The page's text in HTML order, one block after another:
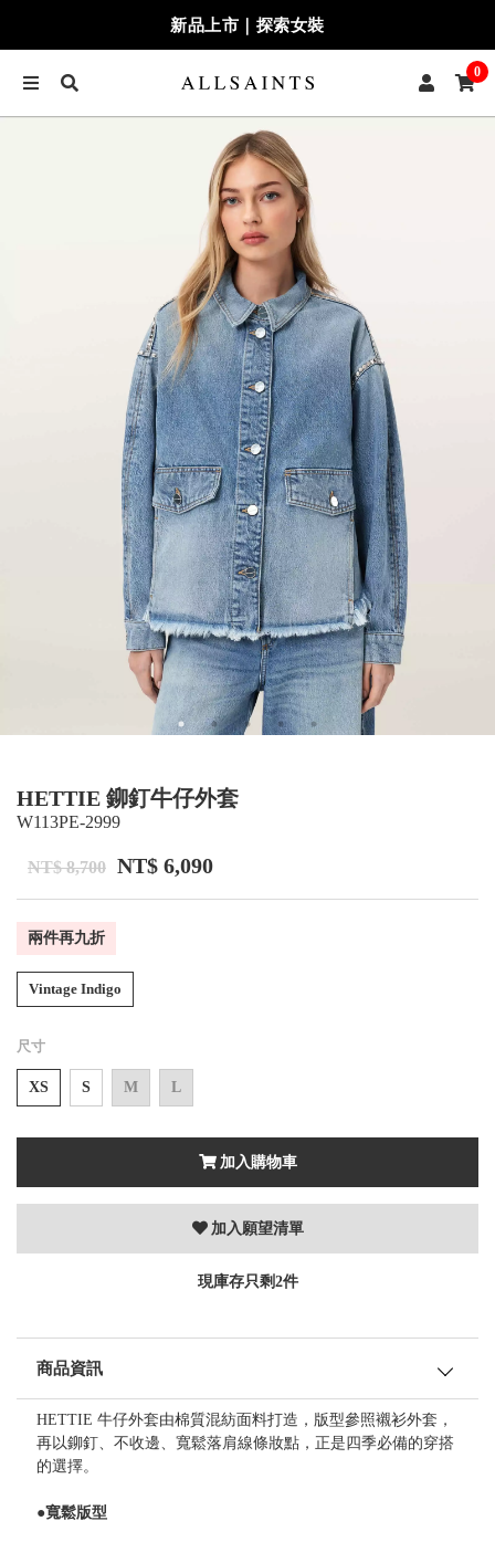
新品上市｜探索女裝
0
HETTIE 鉚釘牛仔外套
W113PE-2999
NT$ 8,700 NT$ 6,090
兩件再九折
Vintage Indigo
尺寸
XS S M L
加入購物車
加入願望清單
現庫存只剩2件
商品資訊
HETTIE 牛仔外套由棉質混紡面料打造，版型參照襯衫外套，
再以鉚釘、不收邊、寬鬆落肩線條妝點，正是四季必備的穿搭
的選擇。
●寬鬆版型